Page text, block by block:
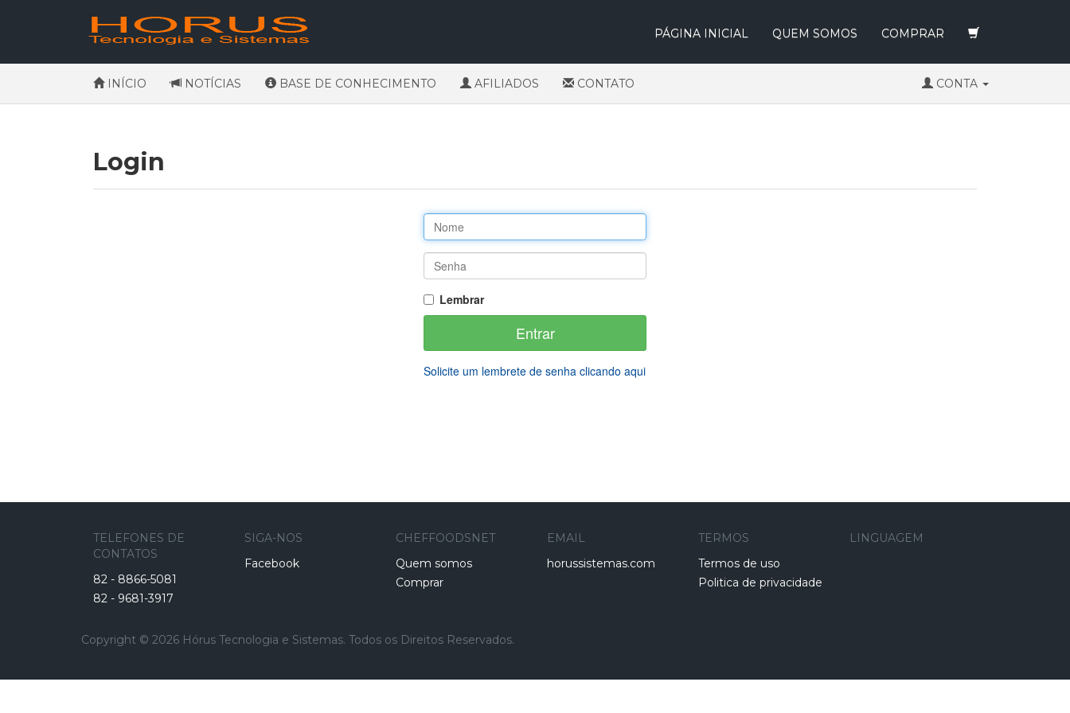
PÁGINA INICIAL QUEM SOMOS COMPRAR
INÍCIO NOTÍCIAS BASE DE CONHECIMENTO AFILIADOS CONTATO CONTA
Login
Lembrar
Solicite um lembrete de senha clicando aqui
TELEFONES DE
CONTATOS
82 - 8866-5081
82 - 9681-3917
SIGA-NOS
Facebook
CHEFFOODSNET
Quem somos
Comprar
EMAIL
horussistemas.com
TERMOS
Termos de uso
Politica de privacidade
LINGUAGEM
Copyright © 2026 Hórus Tecnologia e Sistemas. Todos os Direitos Reservados.